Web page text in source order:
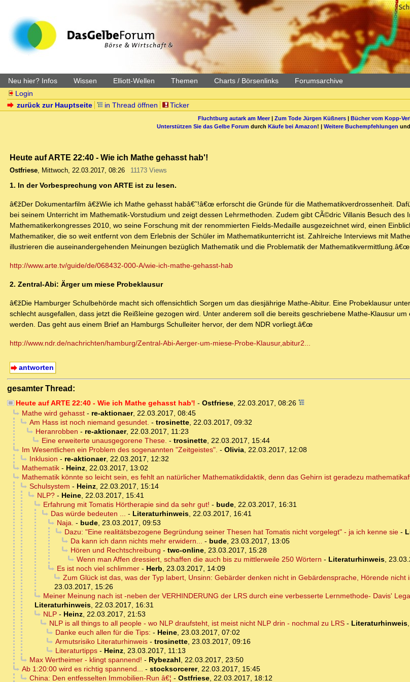
Neu hier? Infos Wissen Elliott-Wellen Themen Charts / Börsenlinks Forumsarchive
Login
zurück zur Hauptseite
in Thread öffnen Ticker
Fluchtburg autark am Meer| Zum Tode Jürgen Küßners| Bücher vom Kopp-
Unterstützen Sie das Gelbe Forum durch Käufe bei Amazon! | Weitere Buchempfehlungen und
Heute auf ARTE 22:40 - Wie ich Mathe gehasst hab'!
Ostfriese, Mittwoch, 22.03.2017, 08:26 11173 Views
1. In der Vorbesprechung von ARTE ist zu lesen.
â€žDer Dokumentarfilm â€žWie ich Mathe gehasst habâ€˜!â€œ erforscht die Gründe für die Mathematikverdrossenheit.
bei seinem Unterricht im Mathematik-Vorstudium und zeigt dessen Lehrmethoden. Zudem gibt CÃ©dric Villanis Besuch des
Mathematikerkongresses 2010, wo seine Forschung mit der renommierten Fields-Medaille ausgezeichnet wird, einen
Mathematiker, die so weit entfernt von dem Erlebnis der Schüler im Mathematikunterricht ist. Zahlreiche Interviews mit
illustrieren die auseinandergehenden Meinungen bezüglich Mathematik und die Problematik der Mathematikvermittlung.â€œ
http://www.arte.tv/guide/de/068432-000-A/wie-ich-mathe-gehasst-hab
2. Zentral-Abi: Ärger um miese Probeklausur
â€žDie Hamburger Schulbehörde macht sich offensichtlich Sorgen um das diesjährige Mathe-Abitur. Eine Probeklausur
schlecht ausgefallen, dass jetzt die Reißleine gezogen wird. Unter anderem soll die bereits geschriebene Mathe-Klausur
werden. Das geht aus einem Brief an Hamburgs Schulleiter hervor, der dem NDR vorliegt.â€œ
http://www.ndr.de/nachrichten/hamburg/Zentral-Abi-Aerger-um-miese-Probe-Klausur,abitur2...
antworten
gesamter Thread:
Heute auf ARTE 22:40 - Wie ich Mathe gehasst hab'! - Ostfriese, 22.03.2017, 08:26
Mathe wird gehasst- re-aktionaer, 22.03.2017, 08:45
Am Hass ist noch niemand gesundet. - trosinette, 22.03.2017, 09:32
Heranrobben - re-aktionaer, 22.03.2017, 11:23
Eine erweiterte unausgegorene These. - trosinette, 22.03.2017, 15:44
Im Wesentlichen ein Problem des sogenannten "Zeitgeistes". - Olivia, 22.03.2017, 12:08
Inklusion - re-aktionaer, 22.03.2017, 12:32
Mathematik- Heinz, 22.03.2017, 13:02
Mathematik könnte so leicht sein, es fehlt an natürlicher Mathematikdidaktik, denn das Gehirn ist geradezu
Schulsystem - Heinz, 22.03.2017, 15:14
NLP?- Heine, 22.03.2017, 15:41
Erfahrung mit Tomatis Hörtherapie sind da sehr gut! - bude, 22.03.2017, 16:31
Das würde bedeuten ... - Literaturhinweis, 22.03.2017, 16:41
Naja. - bude, 23.03.2017, 09:53
Dazu: "Eine realitätsbezogene Begründung seiner Thesen hat Tomatis nicht vorgelegt" - ja ich kenne sie-
Da kann ich dann nichts mehr erwidern... - bude, 23.03.2017, 13:05
Hören und Rechtschreibung - twc-online, 23.03.2017, 15:28
Wenn man Affen dressiert, schaffen die auch bis zu mittlerweile 250 Wörtern - Literaturhinweis,
Es ist noch viel schlimmer- Herb, 23.03.2017, 14:09
Zum Glück ist das, was der Typ labert, Unsinn: Gebärder denken nicht in Gebärdensprache, Hörende nicht
23.03.2017, 15:26
Meiner Meinung nach ist -neben der VERHINDERUNG der LRS durch eine verbesserte Lernmethode- Davis'
Literaturhinweis, 22.03.2017, 16:31
NLP- Heinz, 22.03.2017, 21:53
NLP is all things to all people - wo NLP draufsteht, ist meist nicht NLP drin - nochmal zu LRS- Literaturhinweis,
Danke euch allen für die Tips: - Heine, 23.03.2017, 07:02
Armutsrisiko Literaturhinweis- trosinette, 23.03.2017, 09:16
Literaturtipps- Heinz, 23.03.2017, 11:13
Max Wertheimer - klingt spannend! - Rybezahl, 22.03.2017, 23:50
Ab 1:20:00 wird es richtig spannend... - stocksorcerer, 22.03.2017, 15:45
China: Den entfesselten Immobilien-Run â€¦ - Ostfriese, 22.03.2017, 18:12